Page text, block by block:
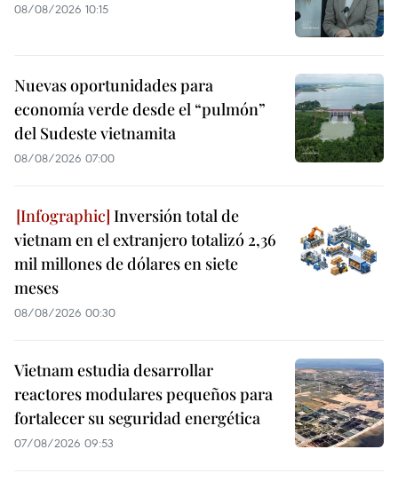
08/08/2026 10:15
Nuevas oportunidades para
economía verde desde el “pulmón”
del Sudeste vietnamita
08/08/2026 07:00
Inversión total de
vietnam en el extranjero totalizó 2,36
mil millones de dólares en siete
meses
08/08/2026 00:30
Vietnam estudia desarrollar
reactores modulares pequeños para
fortalecer su seguridad energética
07/08/2026 09:53